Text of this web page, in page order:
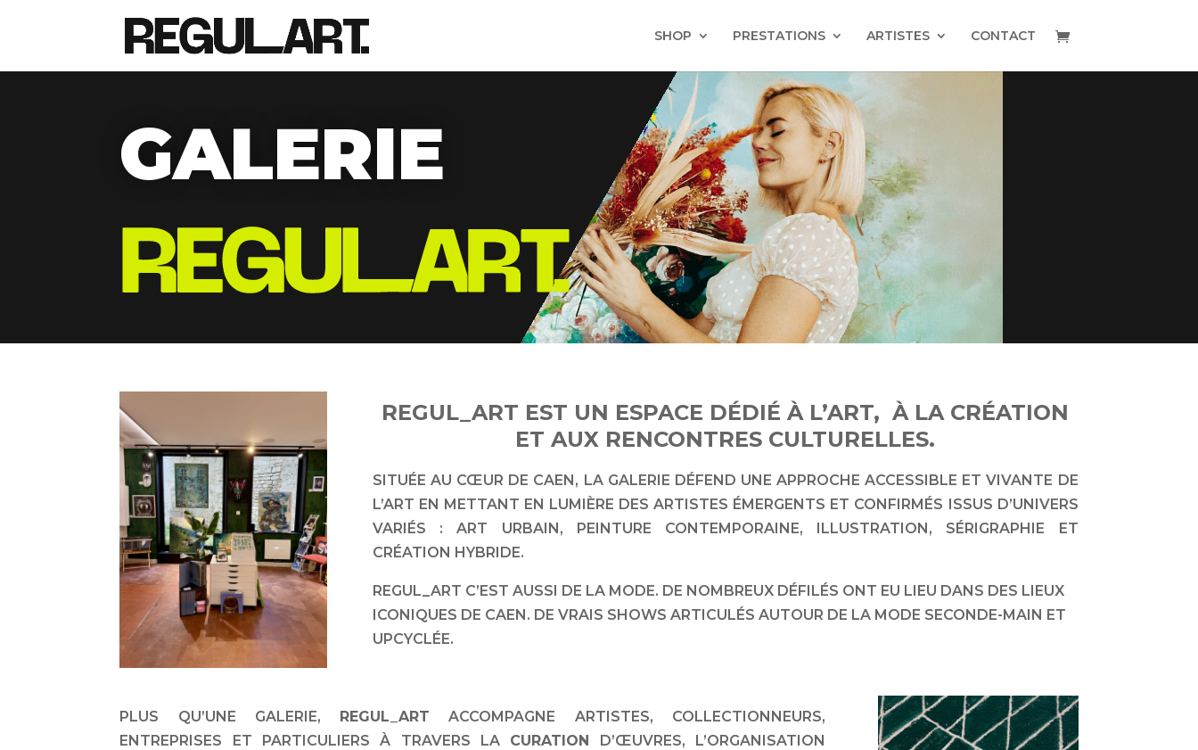
SHOP PRESTATIONS ARTISTES CONTACT
GALERIE
REGUL_ART EST UN ESPACE DÉDIÉ À L’ART, À LA CRÉATION
ET AUX RENCONTRES CULTURELLES.
SITUÉE AU CŒUR DE CAEN, LA GALERIE DÉFEND UNE APPROCHE ACCESSIBLE ET VIVANTE DE
L’ART EN METTANT EN LUMIÈRE DES ARTISTES ÉMERGENTS ET CONFIRMÉS ISSUS D’UNIVERS
VARIÉS : ART URBAIN, PEINTURE CONTEMPORAINE, ILLUSTRATION, SÉRIGRAPHIE ET
CRÉATION HYBRIDE.
REGUL_ART C’EST AUSSI DE LA MODE. DE NOMBREUX DÉFILÉS ONT EU LIEU DANS DES LIEUX
ICONIQUES DE CAEN. DE VRAIS SHOWS ARTICULÉS AUTOUR DE LA MODE SECONDE-MAIN ET
UPCYCLÉE.
PLUS QU’UNE GALERIE, REGUL_ART ACCOMPAGNE ARTISTES, COLLECTIONNEURS,
ENTREPRISES ET PARTICULIERS À TRAVERS LA CURATION D’ŒUVRES, L’ORGANISATION